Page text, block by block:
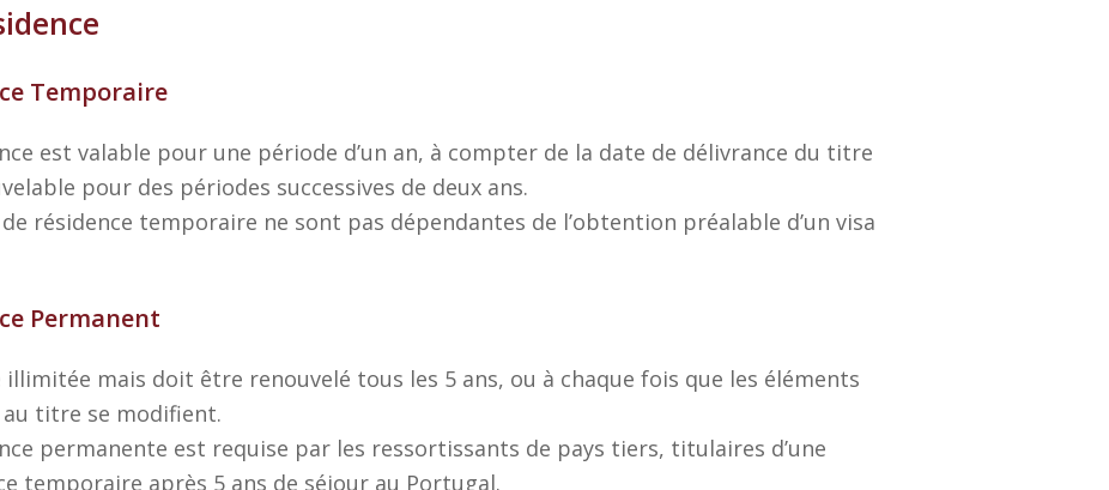
Temporaire
est valable pour une période d’un an, à compter de la date de délivrance du titre
pour des périodes successives de deux ans.
résidence temporaire ne sont pas dépendantes de l’obtention préalable d’un visa
Permanent
mais doit être renouvelé tous les 5 ans, ou à chaque fois que les éléments
titre se modifient.
permanente est requise par les ressortissants de pays tiers, titulaires d’une
temporaire après 5 ans de séjour au Portugal.